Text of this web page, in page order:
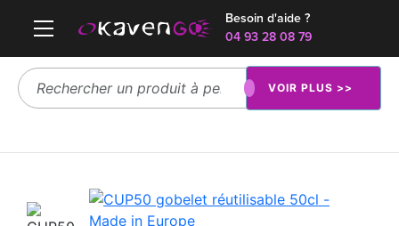
Besoin d'aide ?
04 93 28 08 79
VOIR PLUS >>